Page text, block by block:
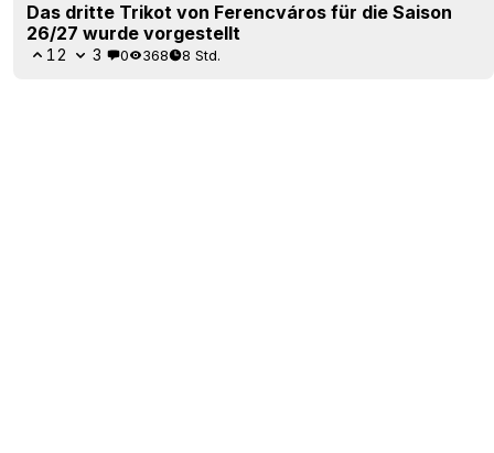
Das dritte Trikot von Ferencváros für die Saison
26/27 wurde vorgestellt
12 3 0 368 8 Std.